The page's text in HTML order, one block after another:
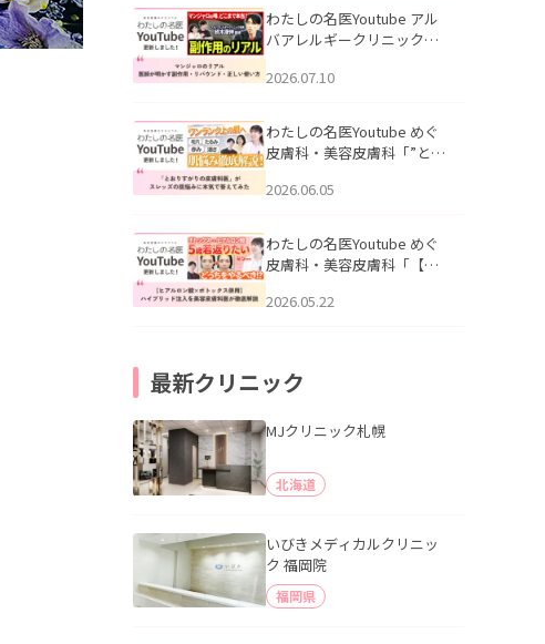
説」を公開いたしました。
わたしの名医Youtube アル
バアレルギークリニック札
医師が明かす副作用・リバ
公開いたしました。
2026.07.10
わたしの名医Youtube めぐ
皮膚科・美容皮膚科「”とお
ッズの肌悩みに本気で答え
た。
2026.06.05
わたしの名医Youtube めぐ
皮膚科・美容皮膚科「【ヒ
用】ハイブリッド注入を美
2026.05.22
最新クリニック
MJクリニック札幌
北海道
いびきメディカルクリニッ
ク 福岡院
福岡県